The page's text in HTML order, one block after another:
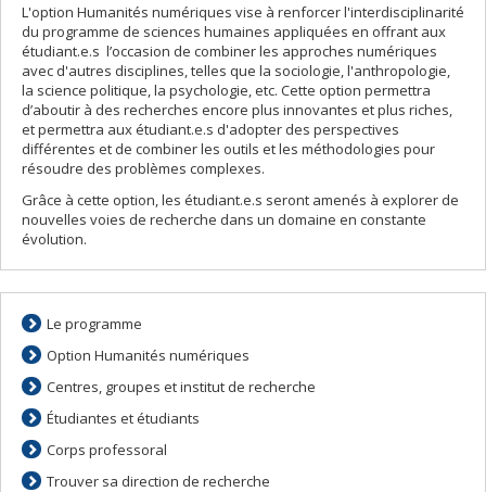
L'option Humanités numériques vise à renforcer l'interdisciplinarité
du programme de sciences humaines appliquées en offrant aux
étudiant.e.s l’occasion de combiner les approches numériques
avec d'autres disciplines, telles que la sociologie, l'anthropologie,
la science politique, la psychologie, etc. Cette option permettra
d’aboutir à des recherches encore plus innovantes et plus riches,
et permettra aux étudiant.e.s d'adopter des perspectives
différentes et de combiner les outils et les méthodologies pour
résoudre des problèmes complexes.
Grâce à cette option, les étudiant.e.s seront amenés à explorer de
nouvelles voies de recherche dans un domaine en constante
évolution.
Le programme
Option Humanités numériques
Centres, groupes et institut de recherche
Étudiantes et étudiants
Corps professoral
Trouver sa direction de recherche